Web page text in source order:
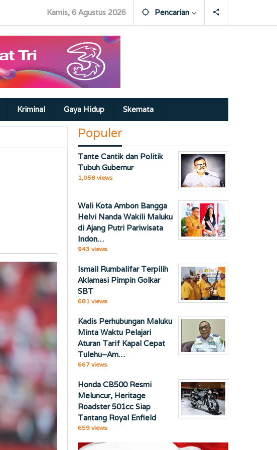
Kamis, 6 Agustus 2026 Pencarian
Kriminal Gaya Hidup Skemata
Populer
Tante Cantik dan Politik
Tubuh Gubernur
1,058 views
Wali Kota Ambon Bangga
Helvi Nanda Wakili Maluku
di Ajang Putri Pariwisata
Indon…
943 views
Ismail Rumbalifar Terpilih
Aklamasi Pimpin Golkar
SBT
681 views
Kadis Perhubungan Maluku
Minta Waktu Pelajari
Aturan Tarif Kapal Cepat
Tulehu–Am…
667 views
Honda CB500 Resmi
Meluncur, Heritage
Roadster 501cc Siap
Tantang Royal Enfield
659 views